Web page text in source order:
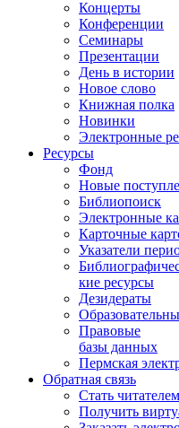
Концерты
Конференции
Семинары
Презентации
День в истории
Новое слово
Книжная полка
Новинки
Электронные
Ресурсы
Фонд
Новые
Библиопоиск
Электронные
Карточные
Указатели
кие ресурсы
Дезидераты
Правовые
базы данных
Пермская
Обратная связь
Стать читателем
Получить